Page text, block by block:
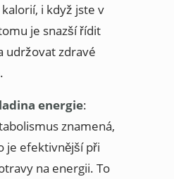
i když jste v
je snazší řídit
udržovat zdravé
energie:
znamená,
je efektivnější při
na energii. To